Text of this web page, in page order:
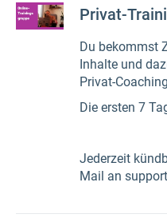
Privat-
Du bekommst
Inhalte und
Privat-
Die ersten 7
Jederzeit
Mail an